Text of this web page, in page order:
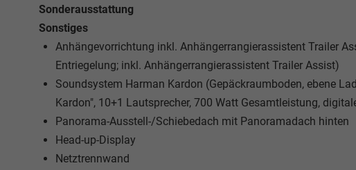
Sonderausstattung
Sonstiges
Anhängevorrichtung inkl. Anhängerrangierassistent Trailer
Entriegelung; inkl. Anhängerrangierassistent Trailer Assist)
Soundsystem Harman Kardon (Gepäckraumboden, ebene
Kardon", 10+1 Lautsprecher, 700 Watt Gesamtleistung,
Panorama-Ausstell-/Schiebedach mit Panoramadach hinten
Head-up-Display
Netztrennwand